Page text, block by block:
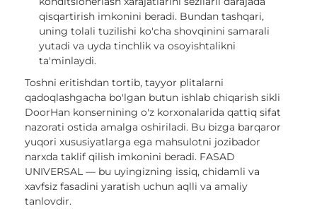
qisqartirish imkonini beradi. Bundan tashqari,
uning tolali tuzilishi ko'cha shovqinini samarali
yutadi va uyda tinchlik va osoyishtalikni
ta'minlaydi.
Toshni eritishdan tortib, tayyor plitalarni
qadoqlashgacha bo'lgan butun ishlab chiqarish sikli
DoorHan konsernining o'z korxonalarida qattiq sifat
nazorati ostida amalga oshiriladi. Bu bizga barqaror
yuqori xususiyatlarga ega mahsulotni jozibador
narxda taklif qilish imkonini beradi. FASAD
UNIVERSAL — bu uyingizning issiq, chidamli va
xavfsiz fasadini yaratish uchun aqlli va amaliy
tanlovdir.